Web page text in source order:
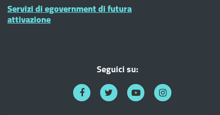
Servizi di egovernment di futura
attivazione
Seguici su: